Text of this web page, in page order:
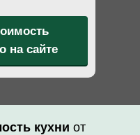
на сайте
кухни от